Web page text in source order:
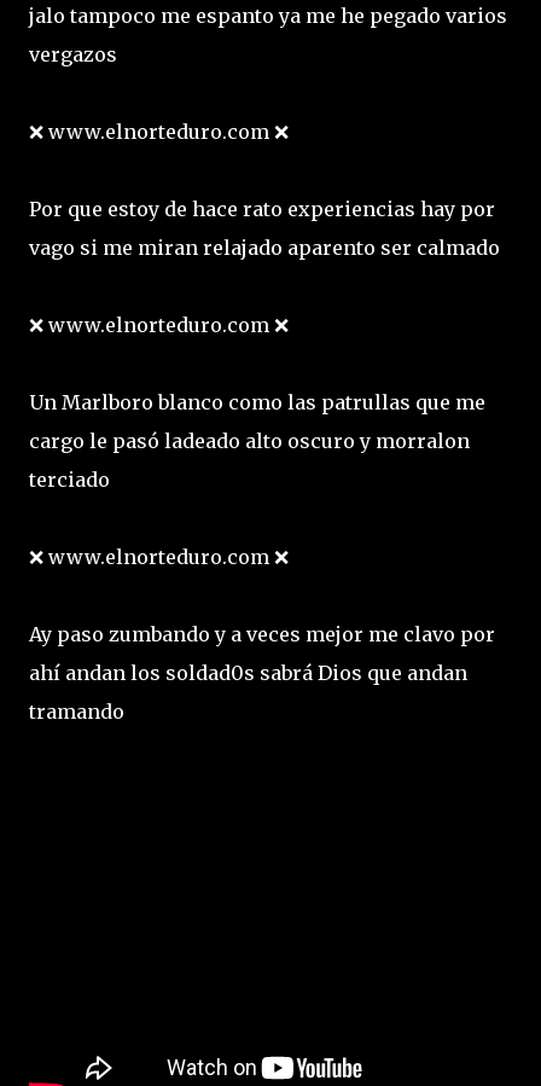
jalo tampoco me espanto ya me he pegado varios
vergazos
❌ www.elnorteduro.com ❌
Por que estoy de hace rato experiencias hay por
vago si me miran relajado aparento ser calmado
❌ www.elnorteduro.com ❌
Un Marlboro blanco como las patrullas que me
cargo le pasó ladeado alto oscuro y morralon
terciado
❌ www.elnorteduro.com ❌
Ay paso zumbando y a veces mejor me clavo por
ahí andan los soldad0s sabrá Dios que andan
tramando